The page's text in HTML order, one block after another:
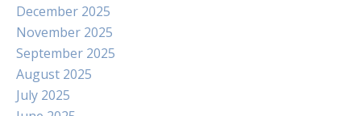
December 2025
November 2025
September 2025
August 2025
July 2025